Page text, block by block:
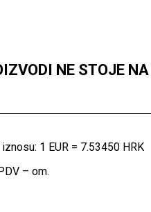
NE STOJE NA
1 EUR = 7.53450 HRK
– om.